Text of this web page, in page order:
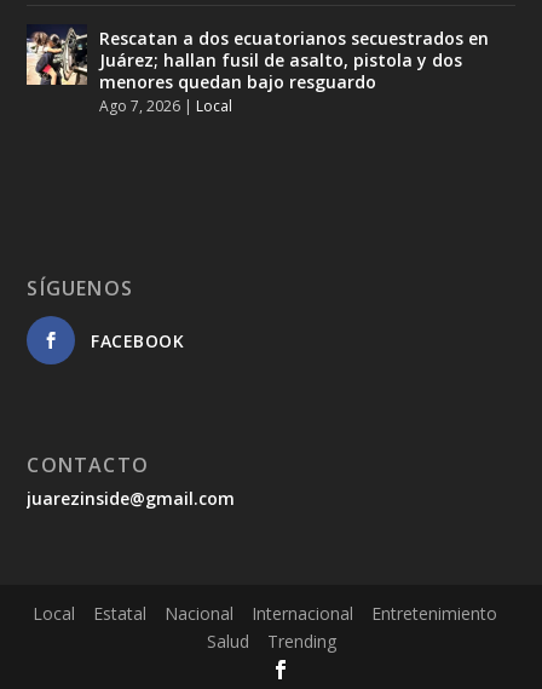
Rescatan a dos ecuatorianos secuestrados en
Juárez; hallan fusil de asalto, pistola y dos
menores quedan bajo resguardo
Ago 7, 2026 | Local
SÍGUENOS
FACEBOOK
CONTACTO
juarezinside@gmail.com
Local Estatal Nacional Internacional
Entretenimiento
Salud
Trending